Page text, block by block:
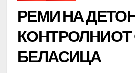
РЕМИ НА
КОНТРОЛНИОТ
БЕЛАСИЦА